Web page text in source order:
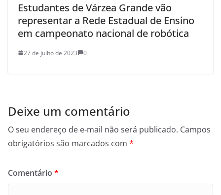
Estudantes de Várzea Grande vão
representar a Rede Estadual de Ensino
em campeonato nacional de robótica
27 de julho de 2023 0
Deixe um comentário
O seu endereço de e-mail não será publicado. Campos
obrigatórios são marcados com *
Comentário *